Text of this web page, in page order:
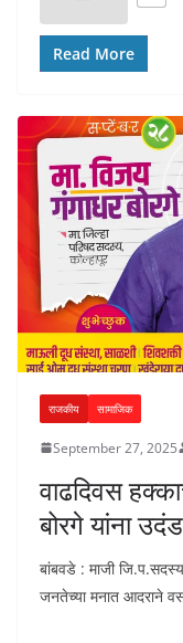
Read More
राजकीय सामाजिक
September 27, 2025
वाढदिवस
बोरगे यांना
बांबवडे : माजी जि.प.सदस्य
जनतेच्या मनात आदराने